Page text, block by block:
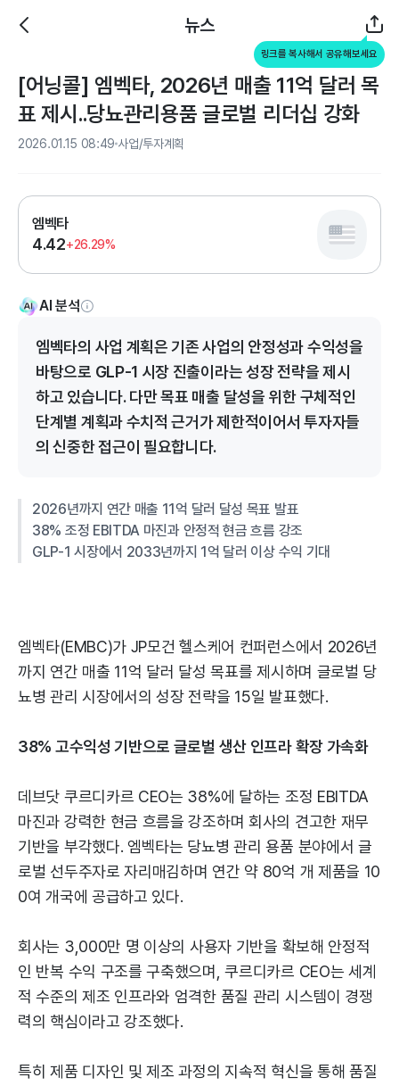
뉴스
링크를 복사해서 공유해보세요
[어닝콜] 엠벡타, 2026년 매출 11억 달러 목
표 제시..당뇨관리용품 글로벌 리더십 강화
2026.01.15 08:49 사업/투자계획
엠벡타
4.42+26.29%
AI 분석
엠벡타의 사업 계획은 기존 사업의 안정성과 수익성을
바탕으로 GLP-1 시장 진출이라는 성장 전략을 제시
하고 있습니다. 다만 목표 매출 달성을 위한 구체적인
단계별 계획과 수치적 근거가 제한적이어서 투자자들
의 신중한 접근이 필요합니다.
2026년까지 연간 매출 11억 달러 달성 목표 발표
38% 조정 EBITDA 마진과 안정적 현금 흐름 강조
GLP-1 시장에서 2033년까지 1억 달러 이상 수익 기대
엠벡타(EMBC)가 JP모건 헬스케어 컨퍼런스에서 2026년
까지 연간 매출 11억 달러 달성 목표를 제시하며 글로벌 당
뇨병 관리 시장에서의 성장 전략을 15일 발표했다.
38% 고수익성 기반으로 글로벌 생산 인프라 확장 가속화
데브닷 쿠르디카르 CEO는 38%에 달하는 조정 EBITDA
마진과 강력한 현금 흐름을 강조하며 회사의 견고한 재무
기반을 부각했다. 엠벡타는 당뇨병 관리 용품 분야에서 글
로벌 선두주자로 자리매김하며 연간 약 80억 개 제품을 10
0여 개국에 공급하고 있다.
회사는 3,000만 명 이상의 사용자 기반을 확보해 안정적
인 반복 수익 구조를 구축했으며, 쿠르디카르 CEO는 세계
적 수준의 제조 인프라와 엄격한 품질 관리 시스템이 경쟁
력의 핵심이라고 강조했다.
특히 제품 디자인 및 제조 과정의 지속적 혁신을 통해 품질